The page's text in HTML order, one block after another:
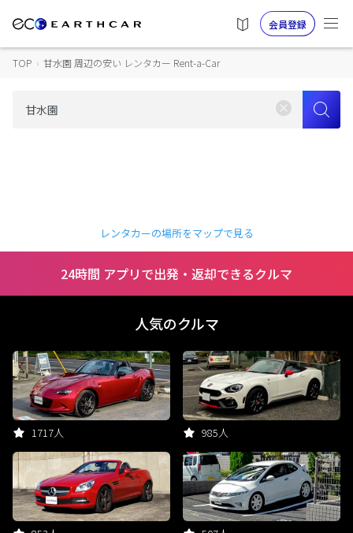
会員登録
TOP › 甘水園 周辺の安い レンタカー Rent-a-Car
レンタカーの場所をマップで見る
24時間 アプリで出発・返却できるクルマ
人気のクルマ
1717人 985人